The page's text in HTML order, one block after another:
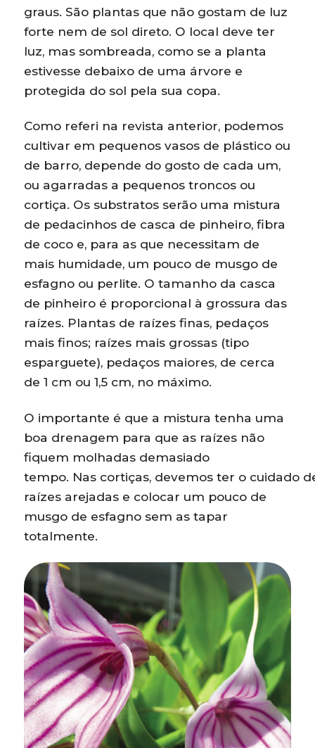
graus. São plantas que não gostam de luz
forte nem de sol direto. O local deve ter
luz, mas sombreada, como se a planta
estivesse debaixo de uma árvore e
protegida do sol pela sua copa.
Como referi na revista anterior, podemos
cultivar em pequenos vasos de plástico ou
de barro, depende do gosto de cada um,
ou agarradas a pequenos troncos ou
cortiça. Os substratos serão uma mistura
de pedacinhos de casca de pinheiro, fibra
de coco e, para as que necessitam de
mais humidade, um pouco de musgo de
esfagno ou perlite. O tamanho da casca
de pinheiro é proporcional à grossura das
raízes. Plantas de raízes finas, pedaços
mais finos; raízes mais grossas (tipo
esparguete), pedaços maiores, de cerca
de 1 cm ou 1,5 cm, no máximo.
O importante é que a mistura tenha uma
boa drenagem para que as raízes não
fiquem molhadas demasiado
tempo. Nas cortiças, devemos ter o cuidado
raízes arejadas e colocar um pouco de
musgo de esfagno sem as tapar
totalmente.